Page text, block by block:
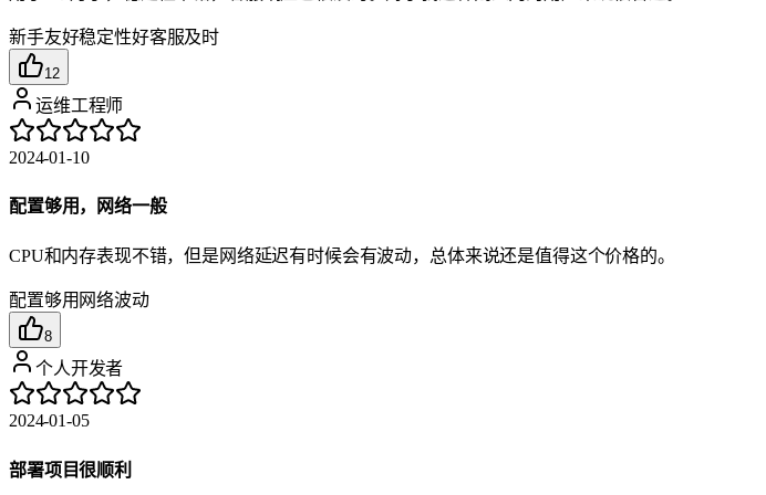
新手友好稳定性好客服及时
12
运维工程师
2024-01-10
配置够用，网络一般
CPU和内存表现不错，但是网络延迟有时候会有波动，总体来说还是值得这个价格的。
配置够用 网络波动
8
个人开发者
2024-01-05
部署项目很顺利